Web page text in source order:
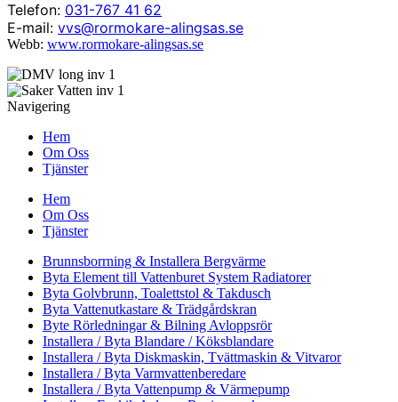
Telefon: 031-767 41 62
E-mail: vvs@rormokare-alingsas.se
Webb: www.rormokare-alingsas.se
Navigering
Hem
Om Oss
Tjänster
Hem
Om Oss
Tjänster
Brunnsborrning & Installera Bergvärme
Byta Element till Vattenburet System Radiatorer
Byta Golvbrunn, Toalettstol & Takdusch
Byta Vattenutkastare & Trädgårdskran
Byte Rörledningar & Bilning Avloppsrör
Installera / Byta Blandare / Köksblandare
Installera / Byta Diskmaskin, Tvättmaskin & Vitvaror
Installera / Byta Varmvattenberedare
Installera / Byta Vattenpump & Värmepump